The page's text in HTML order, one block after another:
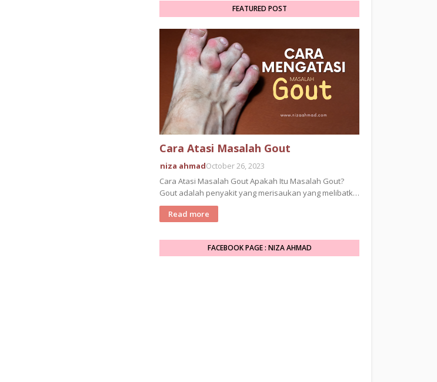
FEATURED POST
Cara Atasi Masalah Gout
niza ahmadOctober 26, 2023
Cara Atasi Masalah Gout Apakah Itu Masalah Gout?
Gout adalah penyakit yang merisaukan yang melibatk…
Read more
FACEBOOK PAGE : NIZA AHMAD